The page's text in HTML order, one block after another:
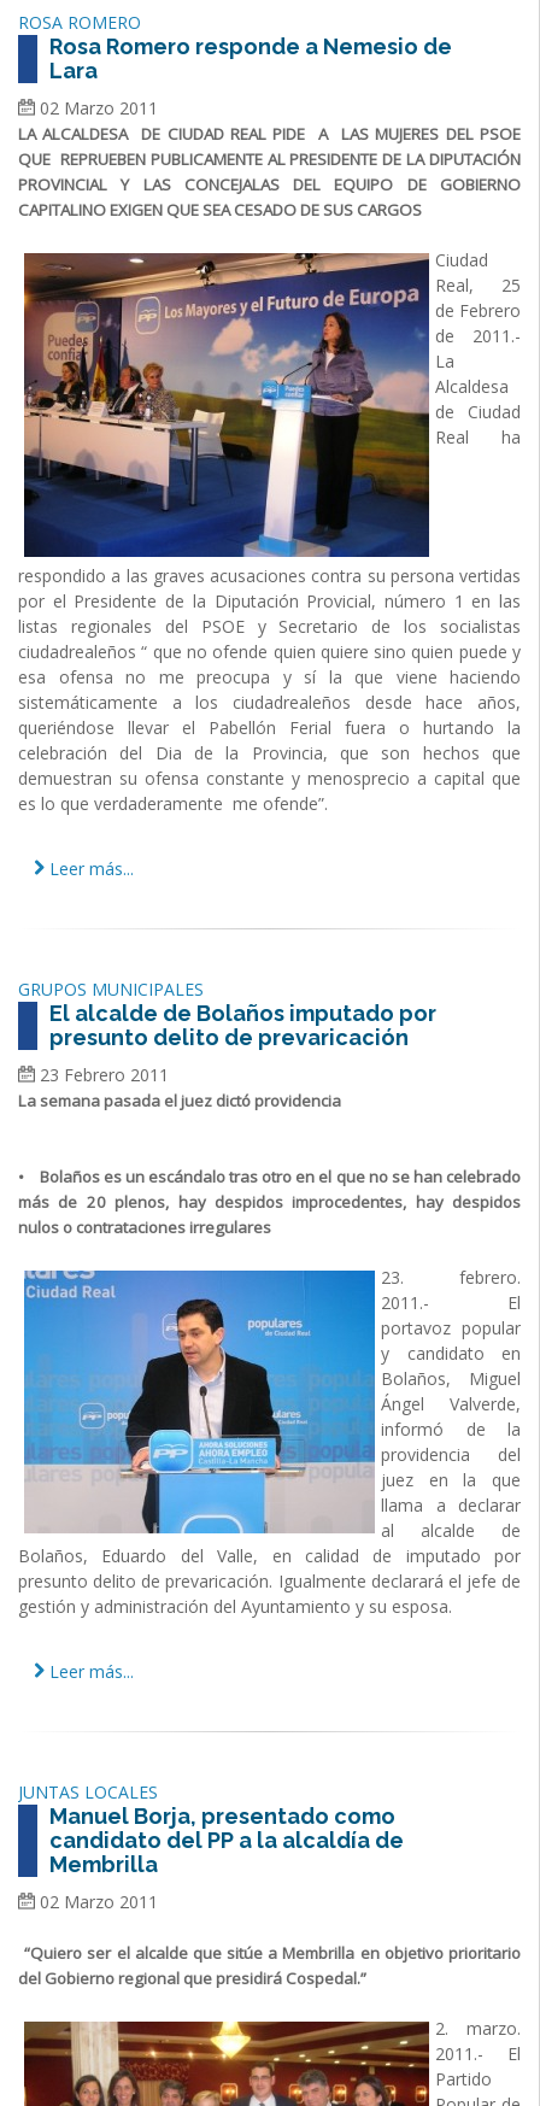
ROSA ROMERO
Rosa Romero responde a Nemesio de
Lara
02 Marzo 2011
LA ALCALDESA DE CIUDAD REAL PIDE A LAS MUJERES DEL PSOE
QUE REPRUEBEN PUBLICAMENTE AL PRESIDENTE DE LA DIPUTACIÓN
PROVINCIAL Y LAS CONCEJALAS DEL EQUIPO DE GOBIERNO
CAPITALINO EXIGEN QUE SEA CESADO DE SUS CARGOS
Ciudad
Real, 25
de Febrero
de 2011.-
La
Alcaldesa
de Ciudad
Real ha
respondido a las graves acusaciones contra su persona vertidas
por el Presidente de la Diputación Provicial, número 1 en las
listas regionales del PSOE y Secretario de los socialistas
ciudadrealeños “ que no ofende quien quiere sino quien puede y
esa ofensa no me preocupa y sí la que viene haciendo
sistemáticamente a los ciudadrealeños desde hace años,
queriéndose llevar el Pabellón Ferial fuera o hurtando la
celebración del Dia de la Provincia, que son hechos que
demuestran su ofensa constante y menosprecio a capital que
es lo que verdaderamente me ofende”.
Leer más...
GRUPOS MUNICIPALES
El alcalde de Bolaños imputado por
presunto delito de prevaricación
23 Febrero 2011
La semana pasada el juez dictó providencia
• Bolaños es un escándalo tras otro en el que no se han celebrado
más de 20 plenos, hay despidos improcedentes, hay despidos
nulos o contrataciones irregulares
23. febrero.
2011.- El
portavoz popular
y candidato en
Bolaños, Miguel
Ángel Valverde,
informó de la
providencia del
juez en la que
llama a declarar
al alcalde de
Bolaños, Eduardo del Valle, en calidad de imputado por
presunto delito de prevaricación. Igualmente declarará el jefe de
gestión y administración del Ayuntamiento y su esposa.
Leer más...
JUNTAS LOCALES
Manuel Borja, presentado como
candidato del PP a la alcaldía de
Membrilla
02 Marzo 2011
“Quiero ser el alcalde que sitúe a Membrilla en objetivo prioritario
del Gobierno regional que presidirá Cospedal.”
2. marzo.
2011.- El
Partido